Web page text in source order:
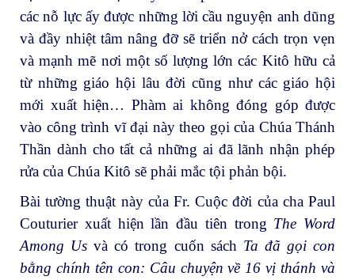
các nỗ lực ấy được những lời cầu nguyện anh dũng
và đầy nhiệt tâm nâng đỡ sẽ triển nở cách trọn vẹn
và mạnh mẽ nơi một số lượng lớn các Kitô hữu cả
từ những giáo hội lâu đời cũng như các giáo hội
mới xuất hiện… Phàm ai không đóng góp được
vào công trình vĩ đại này theo gọi của Chúa Thánh
Thần dành cho tất cả những ai đã lãnh nhận phép
rửa của Chúa Kitô sẽ phải mắc tội phản bội.
Bài tường thuật này của Fr. Cuộc đời của cha Paul
Couturier xuất hiện lần đầu tiên trong The Word
Among Us và có trong cuốn sách Ta đã gọi con
bằng chính tên con: Câu chuyện về 16 vị thánh và